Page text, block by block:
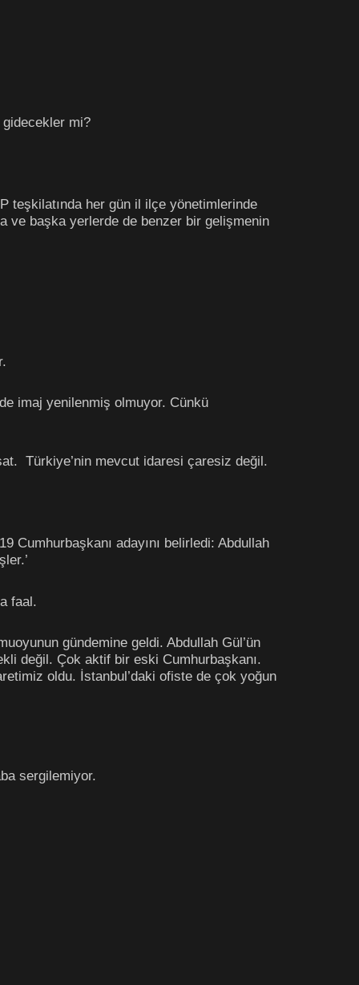
mi?
teşkilatında her gün il ilçe yönetimlerinde
ve başka yerlerde de benzer bir gelişmenin
imaj yenilenmiş olmuyor. Cünkü
Türkiye’nin mevcut idaresi çaresiz değil.
Cumhurbaşkanı adayını belirledi: Abdullah
faal.
gündemine geldi. Abdullah Gül’ün
değil. Çok aktif bir eski Cumhurbaşkanı.
oldu. İstanbul’daki ofiste de çok yoğun
sergilemiyor.